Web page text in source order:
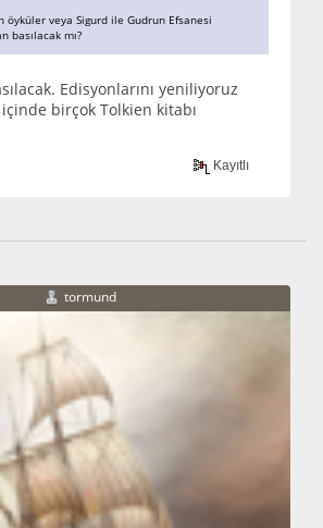
öyküler veya Sigurd ile Gudrun Efsanesi
basılacak mı?
Edisyonlarını yeniliyoruz
birçok Tolkien kitabı
Kayıtlı
tormund